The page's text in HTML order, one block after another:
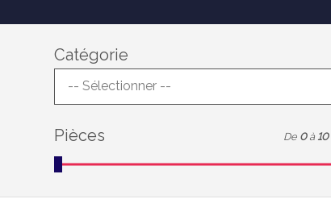
Catégorie
-- Sélectionner --
Pièces De 0 à 10